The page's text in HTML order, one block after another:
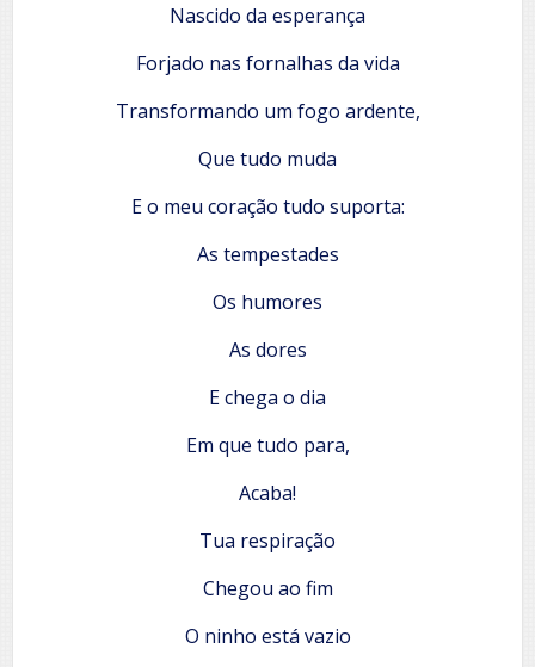
Nascido da esperança
Forjado nas fornalhas da vida
Transformando um fogo ardente,
Que tudo muda
E o meu coração tudo suporta:
As tempestades
Os humores
As dores
E chega o dia
Em que tudo para,
Acaba!
Tua respiração
Chegou ao fim
O ninho está vazio